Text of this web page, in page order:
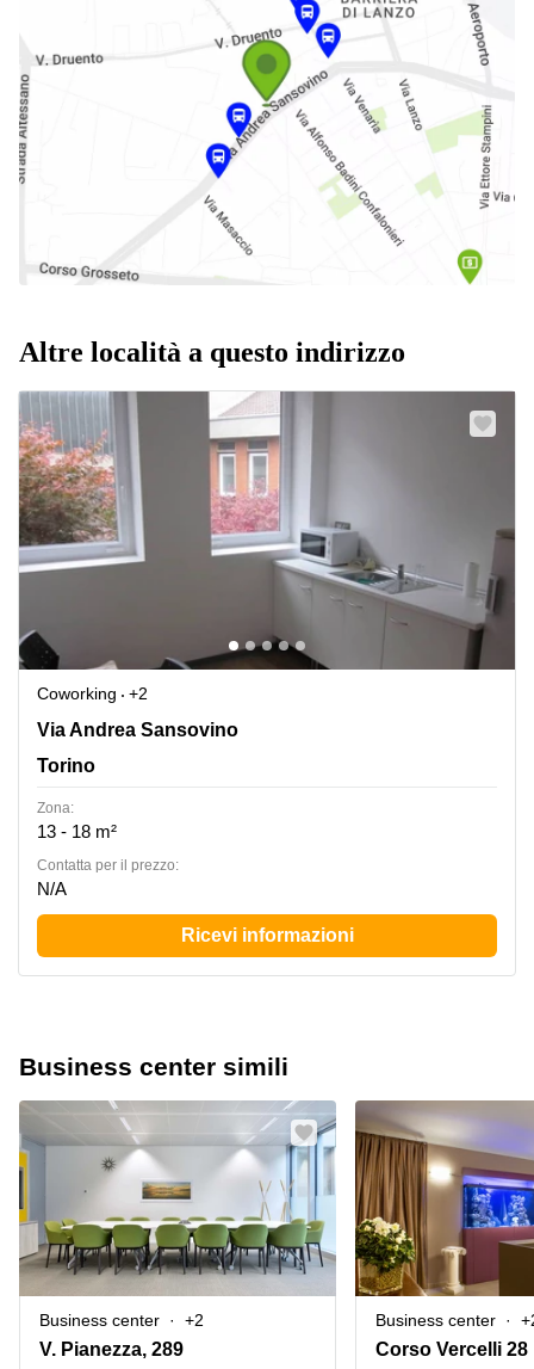
Altre località a questo indirizzo
Coworking
+2
via Sansovino n. 265/B, Torino
Via Andrea Sansovino
Torino
Zona:
13 - 18 m²
Сontatta per il prezzo:
N/A
Ricevi informazioni
Business center simili
Business center +2
V. Pianezza, 289
Business center
Corso Vercelli 28